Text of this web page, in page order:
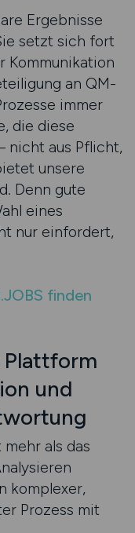
Ergebnisse
setzt sich fort
Kommunikation
an QM-
immer
die diese
nicht aus Pflicht,
unsere
Denn gute
eines
nur einfordert,
finden
Plattform
und
als das
komplexer,
Prozess mit